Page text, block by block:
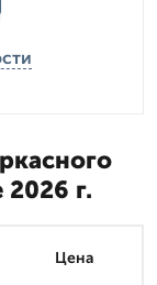
2026 г.
Цена